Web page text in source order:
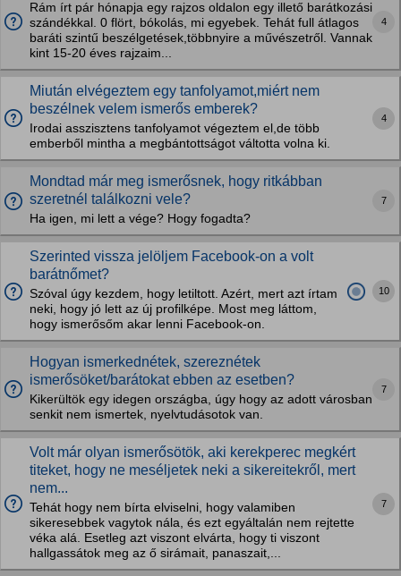
Rám írt pár hónapja egy rajzos oldalon egy illető barátkozási
szándékkal. 0 flört, bókolás, mi egyebek. Tehát full átlagos
baráti szintű beszélgetések,többnyire a művészetről. Vannak
kint 15-20 éves rajzaim...
4
Miután elvégeztem egy tanfolyamot,miért nem
beszélnek velem ismerős emberek?
Irodai asszisztens tanfolyamot végeztem el,de több
emberből mintha a megbántottságot váltotta volna ki.
4
Mondtad már meg ismerősnek, hogy ritkábban
szeretnél találkozni vele?
Ha igen, mi lett a vége? Hogy fogadta?
7
Szerinted vissza jelöljem Facebook-on a volt
barátnőmet?
Szóval úgy kezdem, hogy letiltott. Azért, mert azt írtam
neki, hogy jó lett az új profilképe. Most meg láttom,
hogy ismerősőm akar lenni Facebook-on.
10
Hogyan ismerkednétek, szereznétek
ismerősöket/barátokat ebben az esetben?
Kikerültök egy idegen országba, úgy hogy az adott városban
senkit nem ismertek, nyelvtudásotok van.
7
Volt már olyan ismerősötök, aki kerekperec megkért
titeket, hogy ne meséljetek neki a sikereitekről, mert
nem...
Tehát hogy nem bírta elviselni, hogy valamiben
sikeresebbek vagytok nála, és ezt egyáltalán nem rejtette
véka alá. Esetleg azt viszont elvárta, hogy ti viszont
hallgassátok meg az ő sirámait, panaszait,...
7